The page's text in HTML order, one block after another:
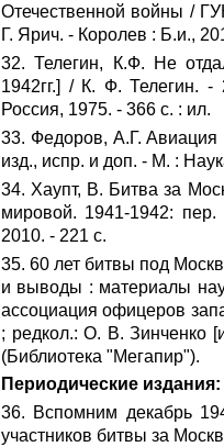
Отечественной войны /
Г. Ярич. - Королев : Б.и.,
32. Телегин, К.Ф. Не
1942гг.] / К. Ф. Телегин.
Россия, 1975. - 366 с. : ил.
33. Федоров, А.Г.
изд., испр. и доп. - М. :
34. Хаупт, В. Битва за
мировой. 1941-1942:
2010. - 221 с.
35. 60 лет битвы под
и выводы : материалы
ассоциация офицеров
; редкол.: О. В. Зинченко
(Библиотека "Мегапир").
Периодические издания:
36. Вспомним декабрь
участников битвы за